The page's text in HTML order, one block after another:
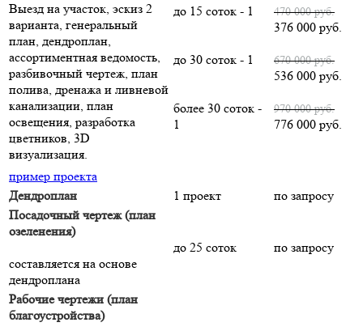
Выезд на участок, эскиз 2
варианта, генеральный
план, дендроплан,
ассортиментная ведомость,
разбивочный чертеж, план
полива, дренажа и ливневой
канализации, план
освещения, разработка
цветников, 3D
визуализация.
пример проекта
до 15 соток - 1
до 30 соток - 1
более 30 соток -
1
470 000 руб.
376 000 руб.
670 000 руб.
536 000 руб.
970 000 руб.
776 000 руб.
Дендроплан 1 проект
по запросу
Посадочный чертеж (план
озеленения)
составляется на основе
дендроплана
до 25 соток по запросу
Рабочие чертежи (план
благоустройства)